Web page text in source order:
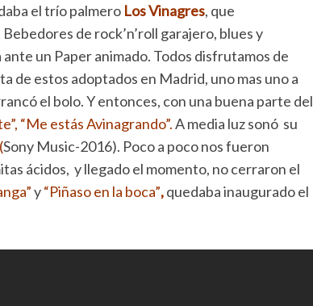
el trío palmero Los Vinagres, que
de rock’n’roll garajero, blues y
un Paper animado. Todos disfrutamos de
de estos adoptados en Madrid, uno mas uno a
el bolo. Y entonces, con una buena parte del
“Me estás Avinagrando”.A media luz sonó su
Sony Music-2016). Poco a poco nos fueron
ácidos, y llegado el momento, no cerraron el
y“Piñaso en la boca”,quedaba inaugurado el